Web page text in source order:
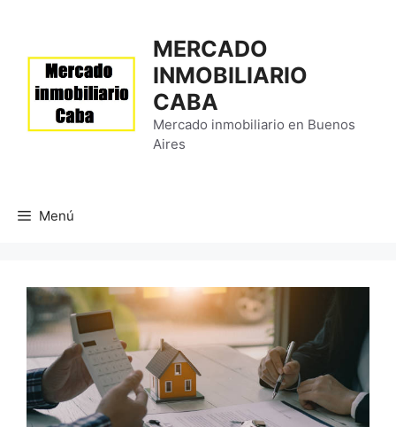
contenido
MERCADO
INMOBILIARIO
CABA
Mercado inmobiliario en Buenos
Aires
Menú